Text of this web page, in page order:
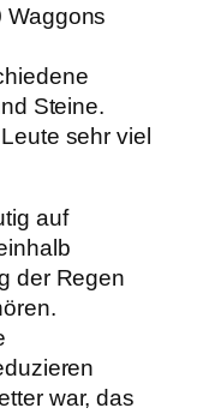
Waggons
Steine.
sehr viel
auf
der Regen
war, das